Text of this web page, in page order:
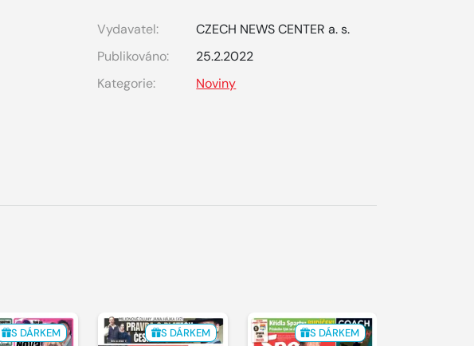
Vydavatel:
CZECH NEWS CENTER a. s.
Publikováno:
25.2.2022
Kategorie:
Noviny
S DÁRKEM S DÁRKEM S DÁRKEM